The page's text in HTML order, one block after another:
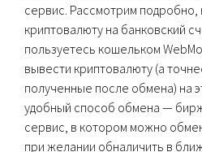
сервис. Рассмотрим подробно,
криптовалюту на банковский
пользуетесь кошельком
вывести криптовалюту (а
полученные после обмена) на
удобный способ обмена —
сервис, в котором можно
при желании обналичить в